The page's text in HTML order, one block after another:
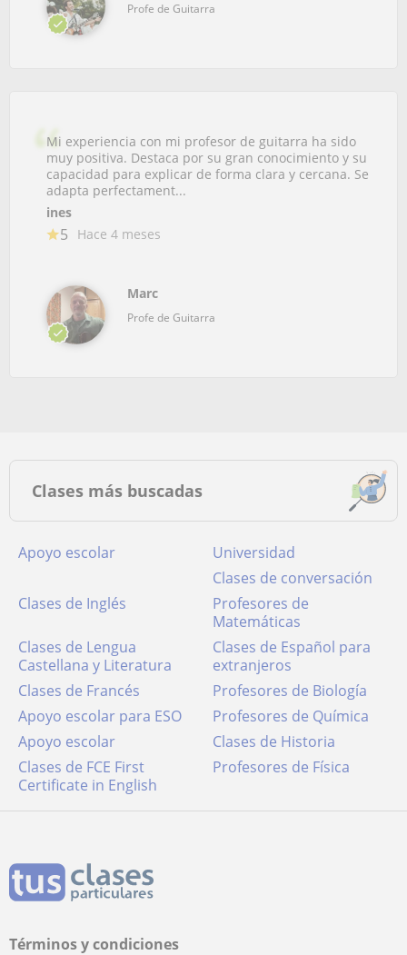
Profe de Guitarra
Mi experiencia con mi profesor de guitarra ha sido
muy positiva. Destaca por su gran conocimiento y su
capacidad para explicar de forma clara y cercana. Se
adapta perfectament...
ines
5 Hace 4 meses
Marc
Profe de Guitarra
Clases más buscadas
Apoyo escolar
Universidad
Clases de conversación
Clases de Inglés
Profesores de
Matemáticas
Clases de Lengua
Castellana y Literatura
Clases de Español para
extranjeros
Clases de Francés
Profesores de Biología
Apoyo escolar para ESO
Profesores de Química
Apoyo escolar
Clases de Historia
Clases de FCE First
Certificate in English
Profesores de Física
Términos y condiciones